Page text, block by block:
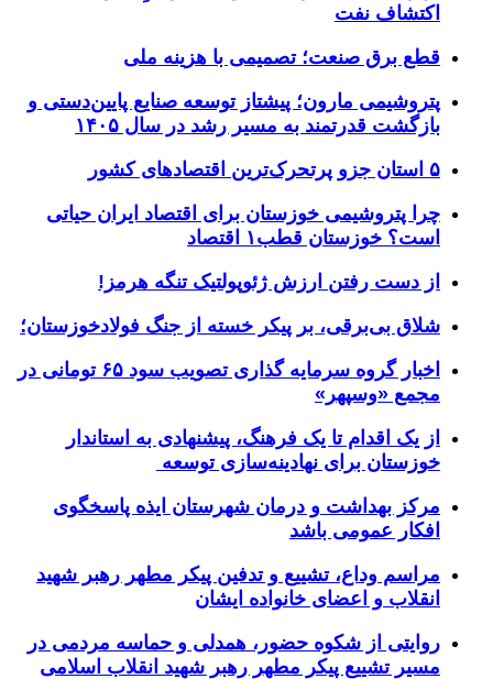
اکتشاف نفت
قطع برق صنعت؛ تصمیمی با هزینه ملی
پتروشیمی مارون؛ پیشتاز توسعه صنایع پایین‌دستی و
بازگشت قدرتمند به مسیر رشد در سال ۱۴۰۵
۵ استان جزو پرتحرک‌ترین اقتصاد‌های کشور
چرا پتروشیمی خوزستان برای اقتصاد ایران حیاتی
است؟ خوزستان قطب۱ اقتصاد
از دست رفتن ارزش ژئوپولتیک تنگه هرمز!
شلاق‌ بی‌برقی، بر پیکر خسته‌ از جنگ فولادخوزستان؛
اخبار گروه سرمایه گذاری تصویب سود ۶۵ تومانی در
مجمع «وسپهر»
از یک اقدام تا یک فرهنگ، پیشنهادی به استاندار
خوزستان برای نهادینه‌سازی توسعه
مرکز بهداشت و درمان شهرستان ایذه پاسخگوی
افکار عمومی باشد
مراسم وداع، تشییع و تدفین پیکر مطهر رهبر شهید
انقلاب و اعضای خانواده ایشان
روایتی از شکوه حضور، همدلی و حماسه مردمی در
مسیر تشییع پیکر مطهر رهبر شهید انقلاب اسلامی